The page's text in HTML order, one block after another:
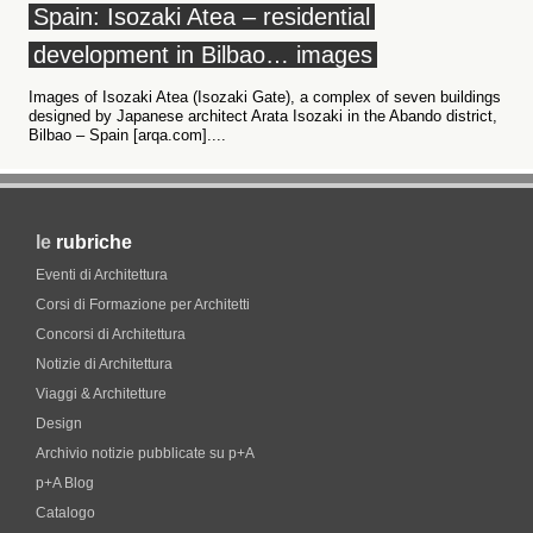
Spain: Isozaki Atea – residential
development in Bilbao… images
Images of Isozaki Atea (Isozaki Gate), a complex of seven buildings
designed by Japanese architect Arata Isozaki in the Abando district,
Bilbao – Spain [arqa.com]....
le rubriche
Eventi di Architettura
Corsi di Formazione per Architetti
Concorsi di Architettura
Notizie di Architettura
Viaggi & Architetture
Design
Archivio notizie pubblicate su p+A
p+A Blog
Catalogo